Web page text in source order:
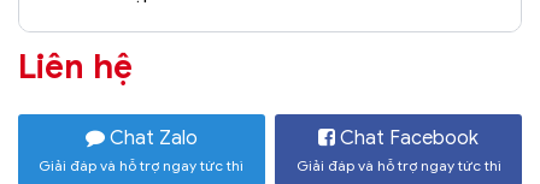
Liên hệ
Chat Zalo
Giải đáp và hỗ trợ ngay tức thì
Chat Facebook
Giải đáp và hỗ trợ ngay tức thì